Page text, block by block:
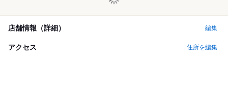
店舗情報（詳細） 編集
アクセス 住所を編集